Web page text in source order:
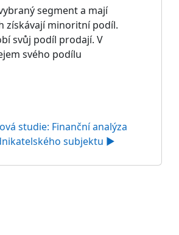
segment a mají
získávají minoritní podíl.
svůj podíl prodají. V
svého podílu
studie: Finanční analýza
subjektu ▶︎